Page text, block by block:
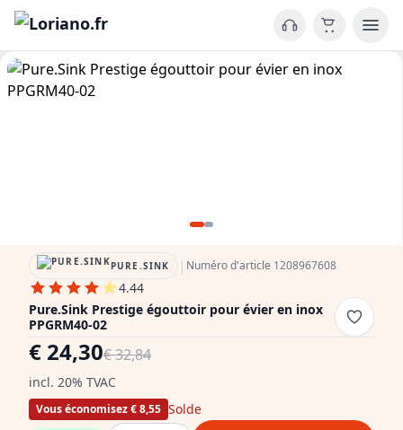
PURE.SINK | Numéro d'article 1208967608
4.44
Pure.Sink Prestige égouttoir pour évier en inox
PPGRM40-02
€ 24,30€ 32,84
incl. 20% TVAC
Vous économisez € 8,55 Solde